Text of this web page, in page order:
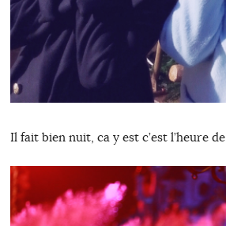
Il fait bien nuit, ca y est c’est l’heure de